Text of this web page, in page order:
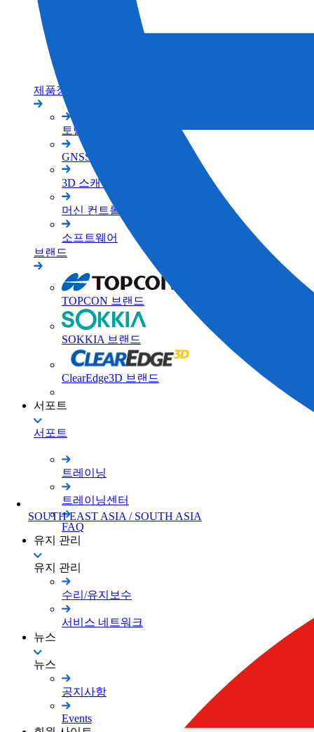
제품정보 카테고리
토탈 스테이션
GNSS
3D 스캐너
머신 컨트롤
소프트웨어
브랜드
TOPCON 브랜드
SOKKIA 브랜드
ClearEdge3D 브랜드
서포트
서포트
트레이닝
트레이닝센터
FAQ
유지 관리
유지 관리
수리/유지보수
서비스 네트워크
뉴스
뉴스
공지사항
Events
SOUTH EAST ASIA / SOUTH ASIA